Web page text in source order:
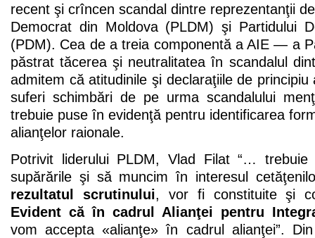
recent şi crîncen scandal dintre reprezentanţii
Democrat din Moldova (PLDM) şi Partidului
(PDM). Cea de a treia componentă a AIE — a
păstrat tăcerea şi neutralitatea în scandalul
admitem că atitudinile şi declaraţiile de
suferi schimbări de pe urma scandalului
trebuie puse în evidenţă pentru identificarea
alianţelor raionale.
Potrivit liderului PLDM, Vlad Filat “…
supărările şi să muncim în interesul
rezultatul scrutinului, vor fi constituite şi
Evident că în cadrul Alianţei pentru
vom accepta «alianţe» în cadrul alianţei”.